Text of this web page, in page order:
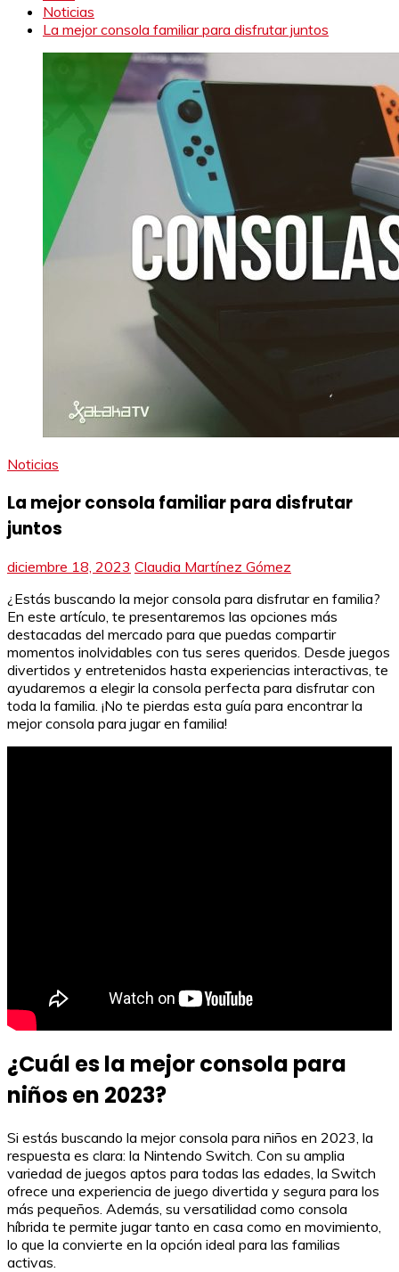
Noticias
La mejor consola familiar para disfrutar juntos
Noticias
La mejor consola familiar para disfrutar
juntos
diciembre 18, 2023 Claudia Martínez Gómez
¿Estás buscando la mejor consola para disfrutar en familia?
En este artículo, te presentaremos las opciones más
destacadas del mercado para que puedas compartir
momentos inolvidables con tus seres queridos. Desde juegos
divertidos y entretenidos hasta experiencias interactivas, te
ayudaremos a elegir la consola perfecta para disfrutar con
toda la familia. ¡No te pierdas esta guía para encontrar la
mejor consola para jugar en familia!
¿Cuál es la mejor consola para
niños en 2023?
Si estás buscando la mejor consola para niños en 2023, la
respuesta es clara: la Nintendo Switch. Con su amplia
variedad de juegos aptos para todas las edades, la Switch
ofrece una experiencia de juego divertida y segura para los
más pequeños. Además, su versatilidad como consola
híbrida te permite jugar tanto en casa como en movimiento,
lo que la convierte en la opción ideal para las familias
activas.